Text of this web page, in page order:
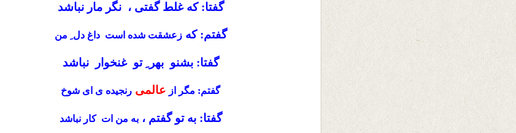
گفتا: که غلط گفتی ، نگر مار نباشد
گفتم: کهزعشقت شده است داغ دل ِ من
گفتا: بشنو بهر ِ تو غنخوار نباشد
گفتم: مگر از عالمی رنجیده ی ای شوخ
گفتا: به تو گفتم ،به من ات کار نباشد